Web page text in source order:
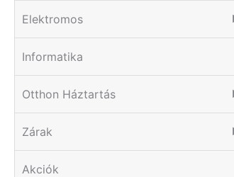
Elektromos
Informatika
Otthon Háztartás
Zárak
Akciók